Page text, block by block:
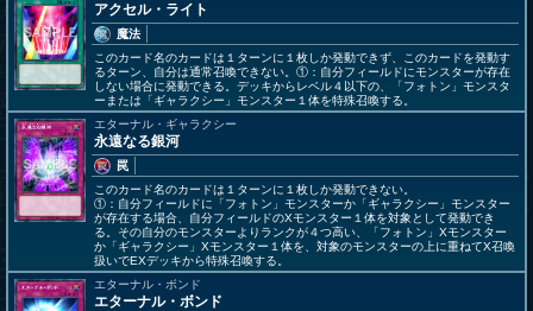
アクセル・ライト
魔法
このカード名のカードは１ターンに１枚しか発動できず、このカードを発動す
るターン、自分は通常召喚できない。①：自分フィールドにモンスターが存在
しない場合に発動できる。デッキからレベル４以下の、「フォトン」モンスタ
ーまたは「ギャラクシー」モンスター１体を特殊召喚する。
エターナル・ギャラクシー
永遠なる銀河
罠
このカード名のカードは１ターンに１枚しか発動できない。
①：自分フィールドに「フォトン」モンスターか「ギャラクシー」モンスター
が存在する場合、自分フィールドのXモンスター１体を対象として発動でき
る。その自分のモンスターよりランクが４つ高い、「フォトン」Xモンスター
か「ギャラクシー」Xモンスター１体を、対象のモンスターの上に重ねてX召喚
扱いでEXデッキから特殊召喚する。
エターナル・ボンド
エターナル・ボンド